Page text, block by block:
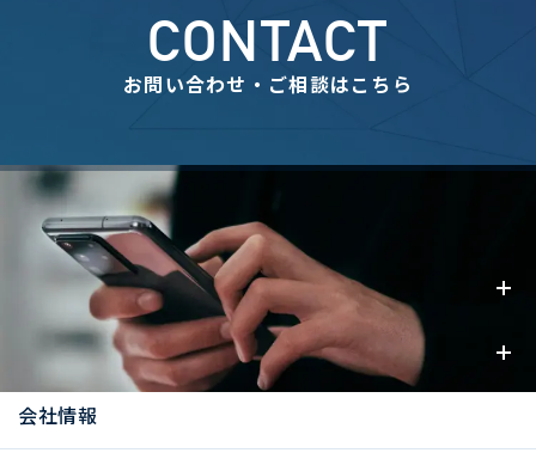
CONTACT
お問い合わせ・ご相談はこちら
事業内容
お知らせ
会社情報